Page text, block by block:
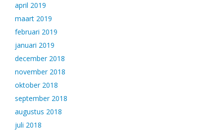
april 2019
maart 2019
februari 2019
januari 2019
december 2018
november 2018
oktober 2018
september 2018
augustus 2018
juli 2018